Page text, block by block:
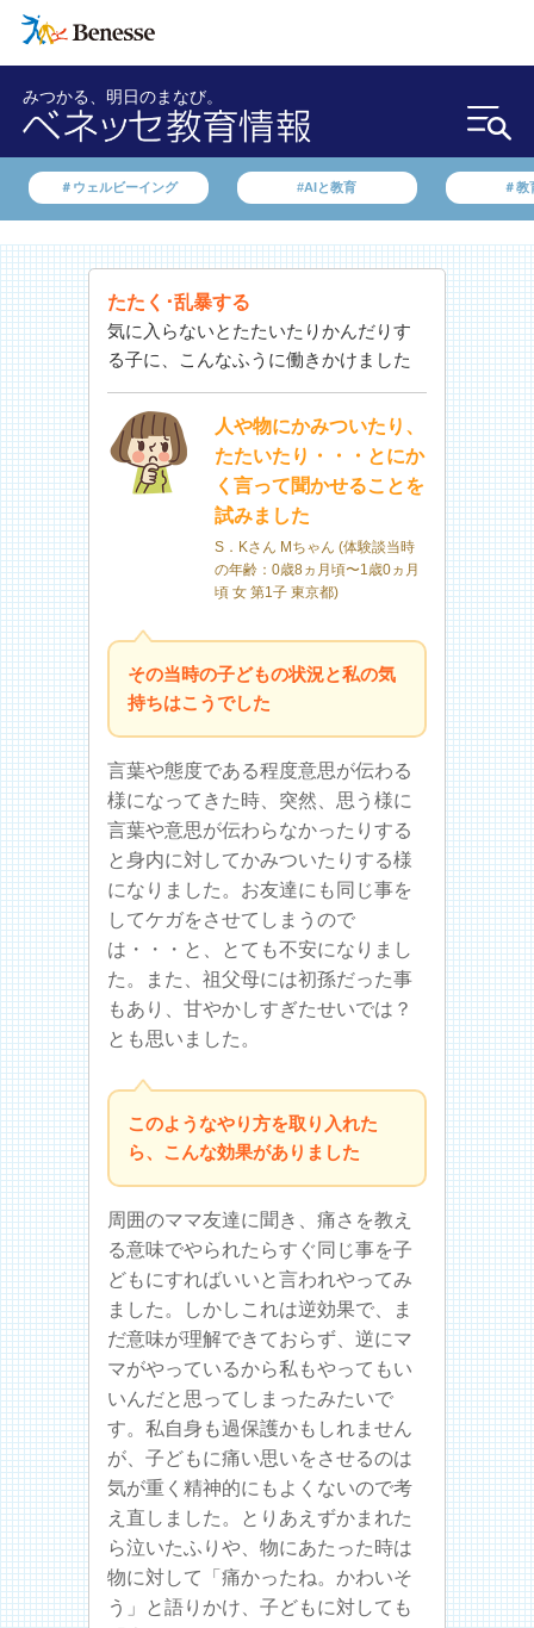
みつかる、明日のまなび。
＃ウェルビーイング #AIと教育 ＃教
たたく･乱暴する
気に入らないとたたいたりかんだりす
る子に、こんなふうに働きかけました
人や物にかみついたり、
たたいたり・・・とにか
く言って聞かせることを
試みました
S．Kさん Mちゃん (体験談当時
の年齢：0歳8ヵ月頃〜1歳0ヵ月
頃 女 第1子 東京都)
その当時の子どもの状況と私の気
持ちはこうでした
言葉や態度である程度意思が伝わる
様になってきた時、突然、思う様に
言葉や意思が伝わらなかったりする
と身内に対してかみついたりする様
になりました。お友達にも同じ事を
してケガをさせてしまうので
は・・・と、とても不安になりまし
た。また、祖父母には初孫だった事
もあり、甘やかしすぎたせいでは？
とも思いました。
このようなやり方を取り入れた
ら、こんな効果がありました
周囲のママ友達に聞き、痛さを教え
る意味でやられたらすぐ同じ事を子
どもにすればいいと言われやってみ
ました。しかしこれは逆効果で、ま
だ意味が理解できておらず、逆にマ
マがやっているから私もやってもい
いんだと思ってしまったみたいで
す。私自身も過保護かもしれません
が、子どもに痛い思いをさせるのは
気が重く精神的にもよくないので考
え直しました。とりあえずかまれた
ら泣いたふりや、物にあたった時は
物に対して「痛かったね。かわいそ
う」と語りかけ、子どもに対しても